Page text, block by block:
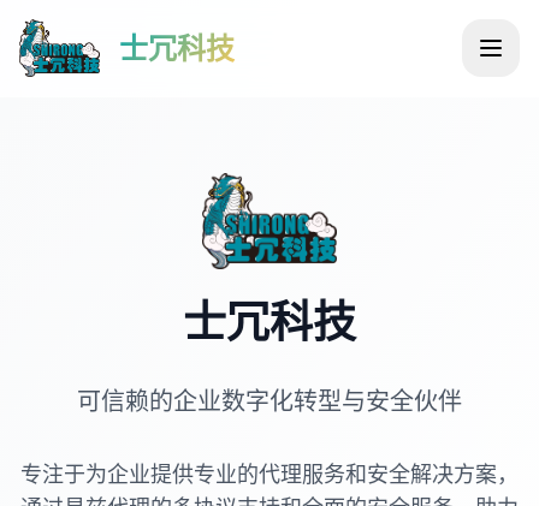
士冗科技
士冗科技
可信赖的企业数字化转型与安全伙伴
专注于为企业提供专业的代理服务和安全解决方案，